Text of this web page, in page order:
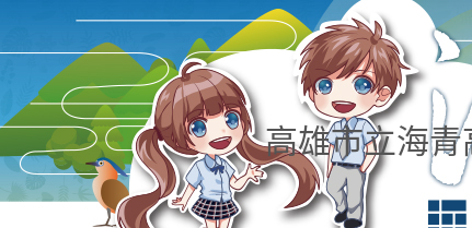
高雄市立海